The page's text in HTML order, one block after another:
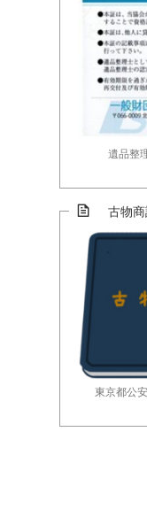
遺品整
古物商
東京都公